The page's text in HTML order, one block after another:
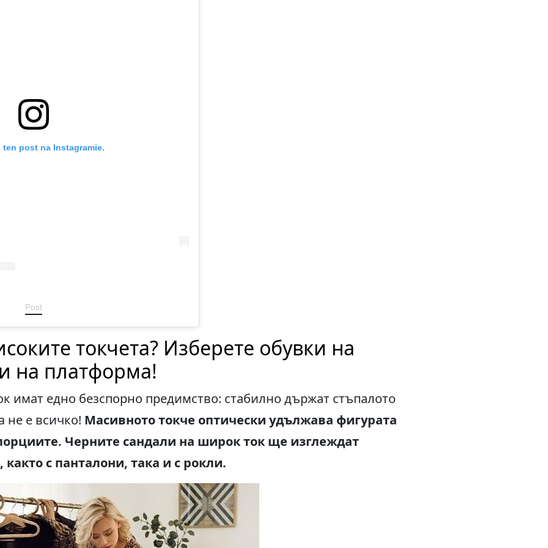
ten post na Instagramie.
Post
токчета? Изберете обувки на
на платформа!
имат едно безспорно предимство: стабилно държат стъпалото
не е всичко! Масивното токче оптически удължава фигурата
Черните сандали на широк ток ще изглеждат
както с панталони, така и с рокли.